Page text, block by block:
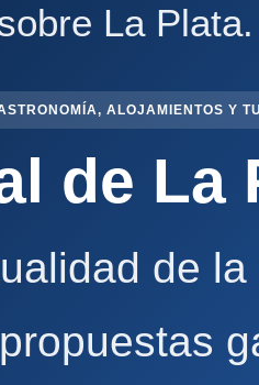
La Plata.
ALOJAMIENTOS Y
de La
de